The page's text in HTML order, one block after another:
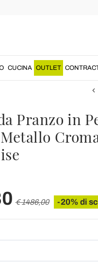
CUCINA OUTLET
Pranzo in
€ 1486,00 -20% di